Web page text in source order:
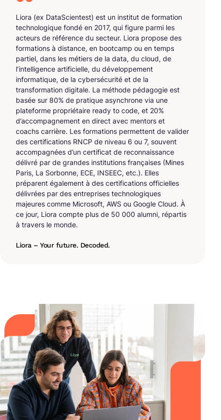
Liora (ex DataScientest) est un institut de formation
technologique fondé en 2017, qui figure parmi les
acteurs de référence du secteur. Liora propose des
formations à distance, en bootcamp ou en temps
partiel, dans les métiers de la data, du cloud, de
l’intelligence artificielle, du développement
informatique, de la cybersécurité et de la
transformation digitale. La méthode pédagogie est
basée sur 80% de pratique asynchrone via une
plateforme propriétaire ready to code, et 20%
d’accompagnement en direct avec mentors et
coachs carrière. Les formations permettent de valider
des certifications RNCP de niveau 6 ou 7, souvent
accompagnées d’un certificat de reconnaissance
délivré par de grandes institutions françaises (Mines
Paris, La Sorbonne, ECE, INSEEC, etc.). Elles
préparent également à des certifications officielles
délivrées par des entreprises technologiques
majeures comme Microsoft, AWS ou Google Cloud. À
ce jour, Liora compte plus de 50 000 alumni, répartis
à travers le monde.
Liora – Your future. Decoded.